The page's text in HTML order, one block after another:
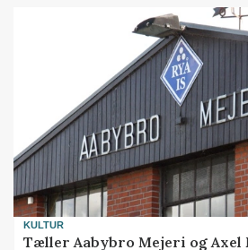
KULTUR
Tæller Aabybro Mejeri og Axel